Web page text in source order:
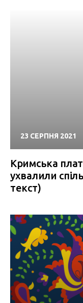
23 СЕРПНЯ 2021
Кримська
ухвалили
текст)